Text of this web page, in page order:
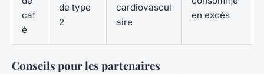
caf
é
de type
2
cardiovascul
aire
en excès
Conseils pour les partenaires